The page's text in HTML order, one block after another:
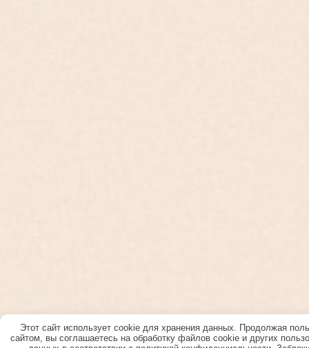
Этот сайт использует cookie для хранения данных. Продолжая
сайтом, вы соглашаетесь на обработку файлов cookie и других